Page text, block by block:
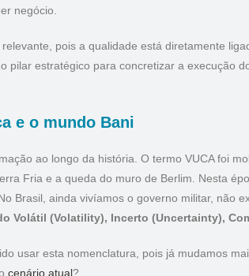
negócio.
pois a qualidade está diretamente
pilar estratégico para concretizar a execução
e o mundo Bani
ao longo da história. O termo VUCA foi
Fria e a queda do muro de Berlim. Nesta
Brasil, ainda vivíamos o governo militar, não
Volátil (Volatility), Incerto (Uncertainty),
usar esta nomenclatura, pois já mudamos
cenário atual?